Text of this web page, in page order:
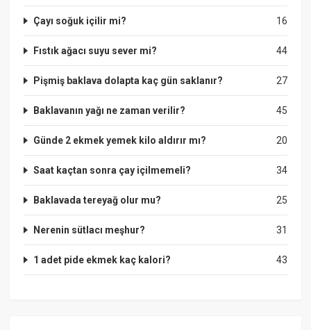
16
Çayı soğuk içilir mi?
44
Fıstık ağacı suyu sever mi?
27
Pişmiş baklava dolapta kaç gün saklanır?
45
Baklavanın yağı ne zaman verilir?
20
Günde 2 ekmek yemek kilo aldırır mı?
34
Saat kaçtan sonra çay içilmemeli?
25
Baklavada tereyağ olur mu?
31
Nerenin sütlacı meşhur?
43
1 adet pide ekmek kaç kalori?